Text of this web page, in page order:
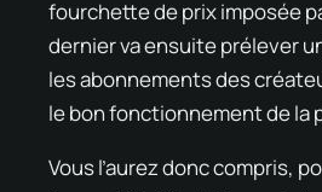
fourchette de prix imposée
dernier va ensuite prélever
les abonnements des
le bon fonctionnement de la
Vous l’aurez donc compris,